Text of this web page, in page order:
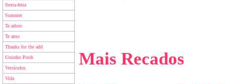
Sexta-feira
Summer
Te adoro
Te amo
Thanks for the add
Ursinho Pooh
Versículos
Vida
Mais Recados